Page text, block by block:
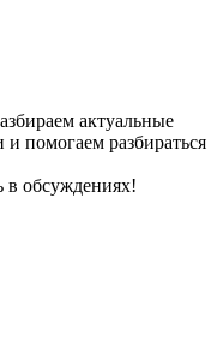
актуальные
помогаем разбираться
в обсуждениях!